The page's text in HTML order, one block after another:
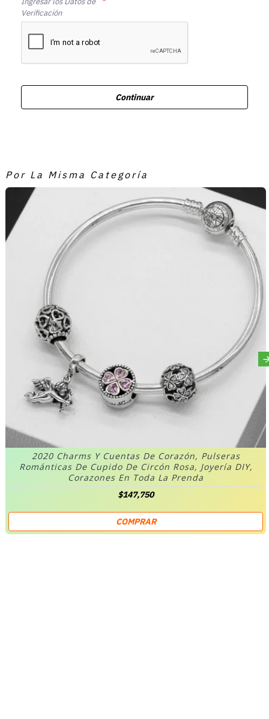
Verificación
Continuar
Por La Misma Categoría
2020 Charms Y Cuentas De Corazón, Pulseras
Románticas De Cupido De Circón Rosa, Joyería DIY,
Corazones En Toda La Prenda
$147,750
COMPRAR